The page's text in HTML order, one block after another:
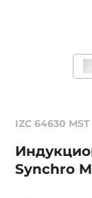
IZC 64630
Synchro